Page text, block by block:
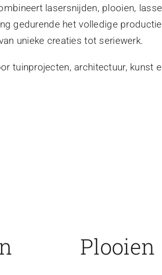
lasersnijden, plooien,
gedurende het volledige
unieke creaties tot seriewerk.
tuinprojecten, architectuur, kunst
Plooien